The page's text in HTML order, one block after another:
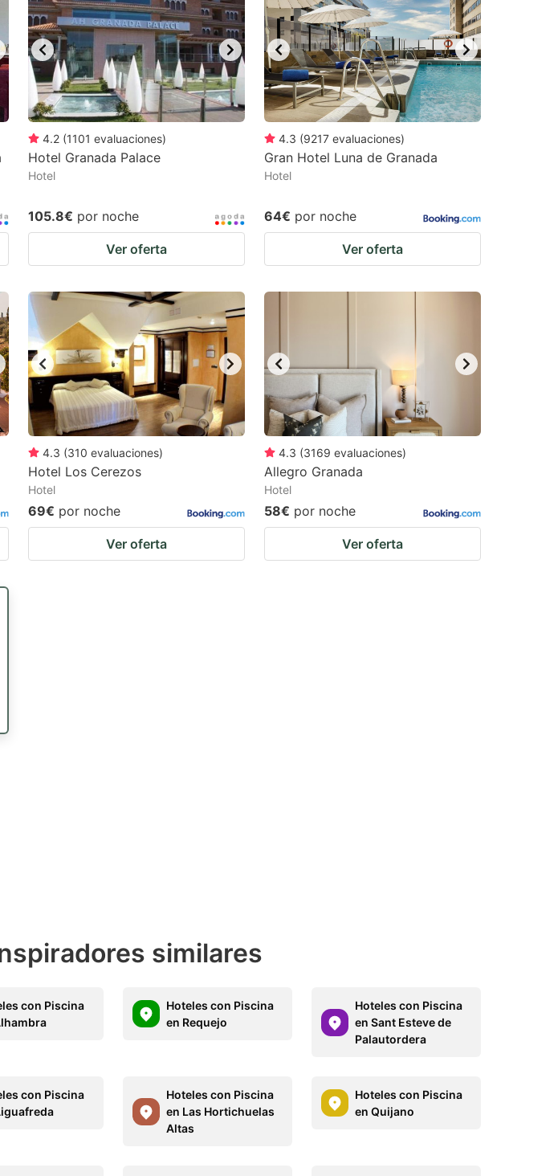
4.2 (1101 evaluaciones)
Hotel Granada Palace
Hotel
105.8€ por noche
Ver oferta
4.3 (9217 evaluaciones)
Gran Hotel Luna de Granada
Hotel
64€ por noche
Ver oferta
4.3 (310 evaluaciones)
Hotel Los Cerezos
Hotel
69€ por noche
Ver oferta
4.3 (3169 evaluaciones)
Allegro Granada
Hotel
58€ por noche
Ver oferta
similares
con Piscina
Hoteles con Piscina
en Requejo
Hoteles con Piscina
en Sant Esteve de
Palautordera
con Piscina
Hoteles con Piscina
en Las Hortichuelas
Altas
Hoteles con Piscina
en Quijano